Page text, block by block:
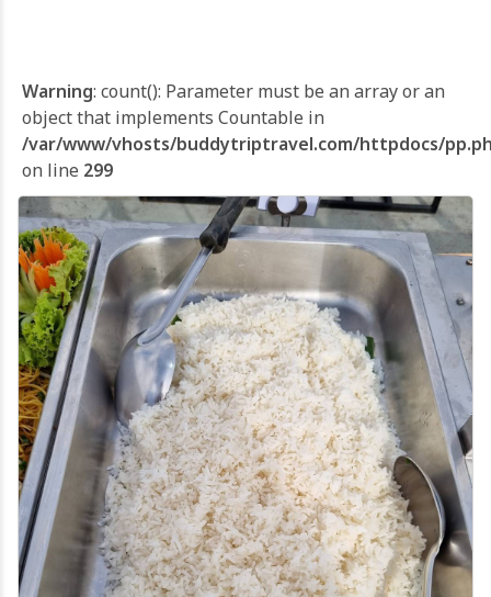
Warning: count(): Parameter must be an array or an
object that implements Countable in
/var/www/vhosts/buddytriptravel.com/httpdocs/
on line 299